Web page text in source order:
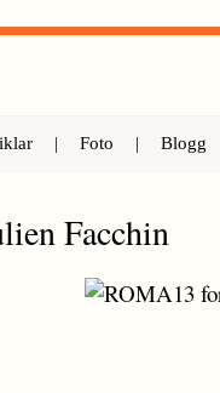
| Foto | Blogg
Facchin